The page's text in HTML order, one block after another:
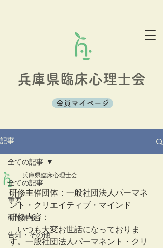
兵庫県臨床心理士会
会員マイページ
記事
全ての記事
重要
研修情報
告知・その他
全ての記事
兵庫県臨床心理士会
研修主催団体：一般社団法人パーマネ
ント・クリエイティブ・マインド
研修内容：
いつも大変お世話になっておりま
す。一般社団法人パーマネント・クリ